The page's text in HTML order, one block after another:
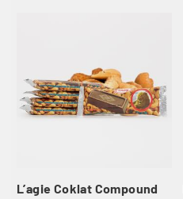
L’agie Coklat Compound